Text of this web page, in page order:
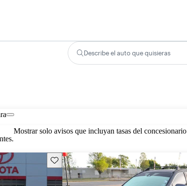
Describe el auto que quisieras
Mostrar solo avisos que incluyan tasas del concesionario
Guarda este Aviso